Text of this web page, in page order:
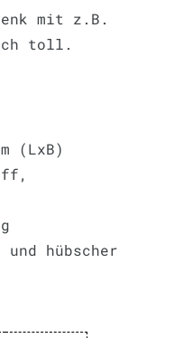
mit z.B.
toll.
(LxB)
hübscher